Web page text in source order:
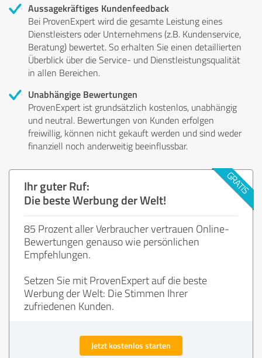
Aussagekräftiges Kundenfeedback
Bei ProvenExpert wird die gesamte Leistung eines
Dienstleisters oder Unternehmens (z.B. Kundenservice,
Beratung) bewertet. So erhalten Sie einen detaillierten
Überblick über die Service- und Dienstleistungsqualität
in allen Bereichen.
Unabhängige Bewertungen
ProvenExpert ist grundsätzlich kostenlos, unabhängig
und neutral. Bewertungen von Kunden erfolgen
freiwillig, können nicht gekauft werden und sind weder
finanziell noch anderweitig beeinflussbar.
Ihr guter Ruf:
Die beste Werbung der Welt!
85 Prozent aller Verbraucher vertrauen Online-
Bewertungen genauso wie persönlichen
Empfehlungen.
Setzen Sie mit ProvenExpert auf die beste
Werbung der Welt: Die Stimmen Ihrer
zufriedenen Kunden.
Jetzt kostenlos starten